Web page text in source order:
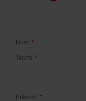
Nom *
Prénom *